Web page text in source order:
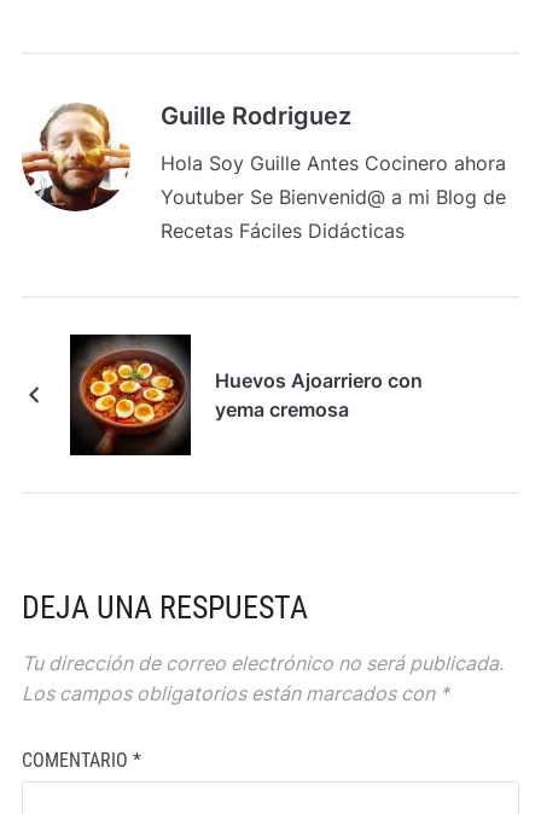
Guille Rodriguez
Hola Soy Guille Antes Cocinero ahora
Youtuber Se Bienvenid@ a mi Blog de
Recetas Fáciles Didácticas
Huevos Ajoarriero con
yema cremosa
DEJA UNA RESPUESTA
Tu dirección de correo electrónico no será publicada.
Los campos obligatorios están marcados con *
COMENTARIO *